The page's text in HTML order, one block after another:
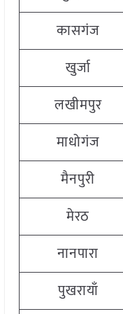
कासगंज
खुर्जा
लखीमपुर
माधोगंज
मैनपुरी
मेरठ
नानपारा
पुखरायाँ